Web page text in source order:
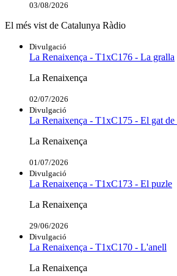
03/08/2026
El més vist de Catalunya Ràdio
Divulgació
La Renaixença - T1xC176 - La gralla
La Renaixença
02/07/2026
Divulgació
La Renaixença - T1xC175 - El gat de
La Renaixença
01/07/2026
Divulgació
La Renaixença - T1xC173 - El puzle
La Renaixença
29/06/2026
Divulgació
La Renaixença - T1xC170 - L'anell
La Renaixença